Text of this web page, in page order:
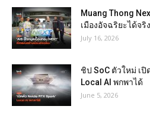
Muang Thong
เมืองอัจฉริยะได้จริ
July 16, 2026
ชิป SoC ตัวใหม่ เปิ
Local AI พกพาได้
June 5, 2026